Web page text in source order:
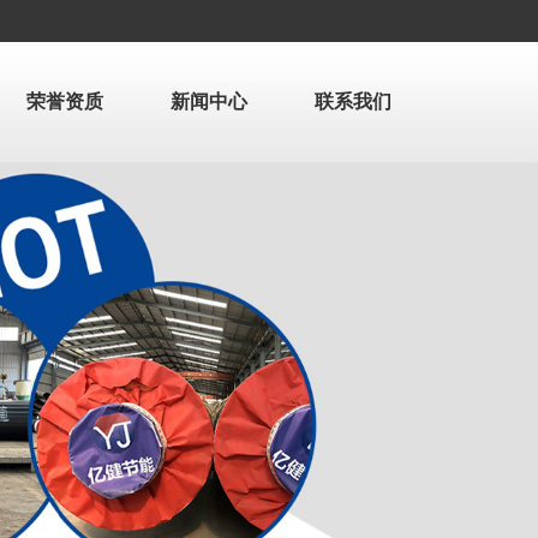
荣誉资质 新闻中心 联系我们